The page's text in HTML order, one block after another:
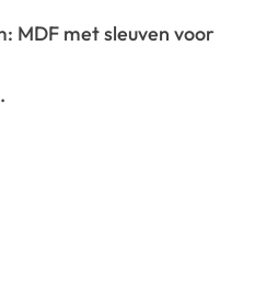
MDF met sleuven voor